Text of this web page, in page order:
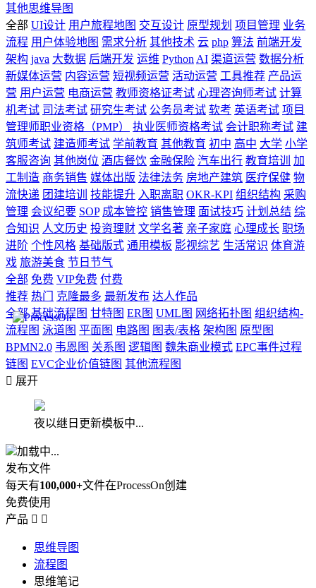
其他思维导图
全部 UI设计 用户旅程地图 交互设计 原型规划 项目管理 业务
流程 用户体验地图 需求分析 其他技术 云 php 算法 前端开发
架构 java 大数据 后端开发 运维 Python AI 渠道运营 数据分析
新媒体运营 内容运营 短视频运营 活动运营 工具推荐 产品运
营 用户运营 电商运营 教师资格证考试 心理咨询师考试 计算
机考试 司法考试 研究生考试 公务员考试 软考 英语考试 项目
管理师职业资格（PMP）
执业医师资格考试 会计职称考试 建
筑师考试 建造师考试 学前教育 其他教育 初中 高中 大学 小学
客服咨询 其他岗位 酒店餐饮 金融保险 汽车出行 教育培训
加
工制造 商务销售 媒体出版 法律法务 房地产建筑 医疗保健 物
流快递 团建培训 技能提升 入职离职 OKR-KPI 组织结构 采购
管理 会议纪要 SOP 成本管控 销售管理 面试技巧 计划总结 综
合知识 人文历史 投资理财 文学名著 亲子家庭 心理成长 职场
进阶 个性风格 基础版式 通用模板 影视综艺 生活常识 体育游
戏 旅游美食 节日节气
全部 免费 VIP免费 付费
推荐 热门 克隆最多 最新发布 达人作品
全部 基础流程图 甘特图 ER图 UML图 网络拓扑图 组织结构-
流程图 泳道图 平面图 电路图 图表/表格 架构图 原型图
BPMN2.0 韦恩图 关系图 逻辑图 魏朱商业模式 EPC事件过程
链图 EVC企业价值链图 其他流程图
 展开
夜以继日更新模板中...
加载中...
发布文件
每天有100,000+文件在ProcessOn创建
免费使用
产品  
思维导图
流程图
思维笔记